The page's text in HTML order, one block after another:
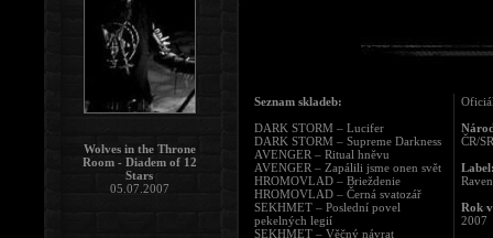
Seznam skladeb:
DARK STORM – Lucifer
DARK STORM – Supreme Darkness
AVENGER – Ritual hněvu
AVENGER – Zapálili jsme onen svět
HROMOVLAD – Brieždenie
HROMOVLAD – Černá svatozář
SEKHMET – Poslední povel
pekelných legií
SEKHMET – Věčný návrat
ČR/SR
Rok
2007
Wolves in the Throne
Room - Diadem of 12
Stars
05.07.2007